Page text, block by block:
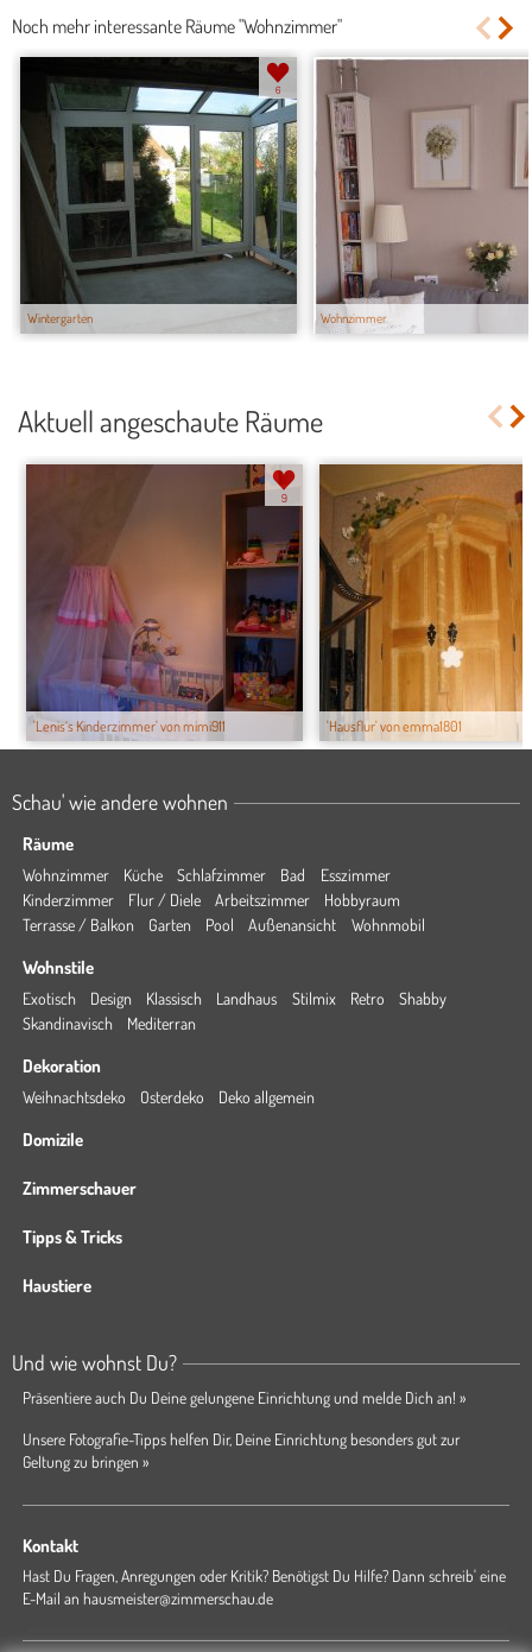
Noch mehr interessante Räume "Wohnzimmer"
Wintergarten
6
Wohnzimmer
Aktuell angeschaute Räume
'Lenis´s Kinderzimmer' von mimi911
9
'Hausflur' von emma1801
Schau' wie andere wohnen
Räume
Wohnzimmer Küche Schlafzimmer Bad
Esszimmer
Kinderzimmer
Flur / Diele Arbeitszimmer
Hobbyraum
Terrasse / Balkon
Garten Pool Außenansicht Wohnmobil
Wohnstile
Exotisch Design Klassisch Landhaus Stilmix Retro
Shabby
Skandinavisch
Mediterran
Dekoration
Weihnachtsdeko Osterdeko Deko allgemein
Domizile
Zimmerschauer
Tipps & Tricks
Haustiere
Und wie wohnst Du?
Präsentiere auch Du Deine gelungene Einrichtung und melde Dich an! »
Unsere Fotografie-Tipps helfen Dir, Deine Einrichtung besonders gut zur
Geltung zu bringen »
Kontakt
Hast Du Fragen, Anregungen oder Kritik? Benötigst Du Hilfe? Dann schreib' eine
E-Mail an hausmeister@zimmerschau.de